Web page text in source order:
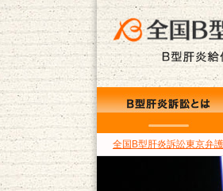
B型肝炎訴訟とは
全国B型肝炎訴訟東京弁